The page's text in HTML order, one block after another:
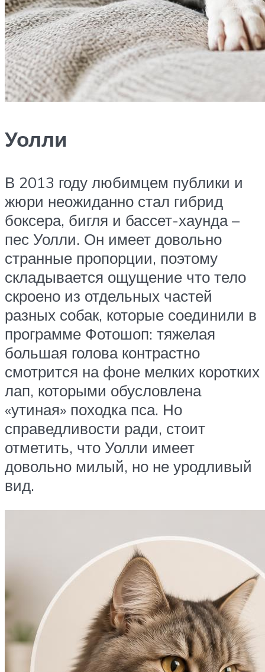
Уолли
В 2013 году любимцем публики и
жюри неожиданно стал гибрид
боксера, бигля и бассет-хаунда –
пес Уолли. Он имеет довольно
странные пропорции, поэтому
складывается ощущение что тело
скроено из отдельных частей
разных собак, которые соединили в
программе Фотошоп: тяжелая
большая голова контрастно
смотрится на фоне мелких коротких
лап, которыми обусловлена
«утиная» походка пса. Но
справедливости ради, стоит
отметить, что Уолли имеет
довольно милый, но не уродливый
вид.